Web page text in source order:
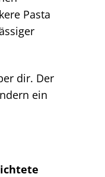
Pasta
dir. Der
ein